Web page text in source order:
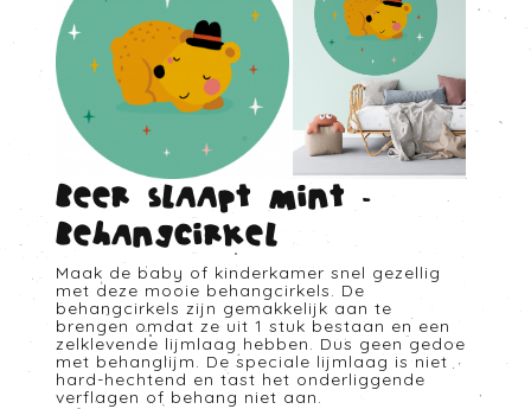
Beer slaapt mint -
Behangcirkel
Maak de baby of kinderkamer snel gezellig
met deze mooie behangcirkels. De
behangcirkels zijn gemakkelijk aan te
brengen omdat ze uit 1 stuk bestaan en een
zelklevende lijmlaag hebben. Dus geen gedoe
met behanglijm. De speciale lijmlaag is niet
hard-hechtend en tast het onderliggende
verflagen of behang niet aan.